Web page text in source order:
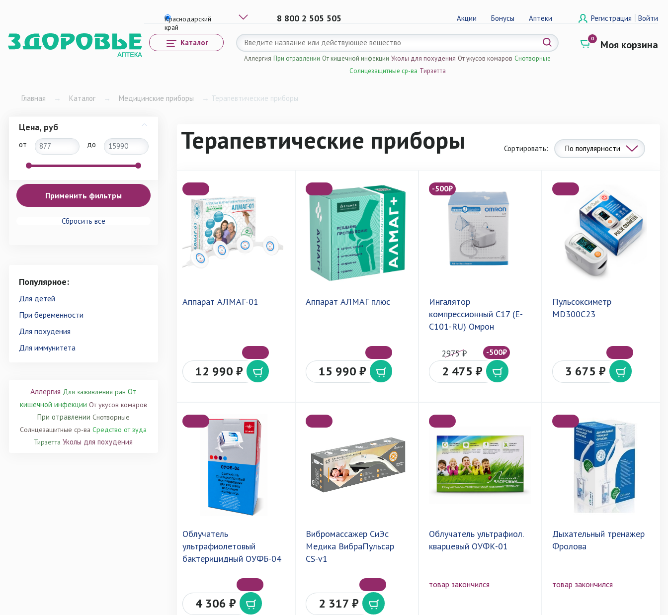
8 800 2 505 505 Акции Бонусы Аптеки Регистрация | Войти
0 Моя корзина
Каталог
Аллергия При отравлении От кишечной инфекции Уколы для похудения От укусов комаров Снотворные
Солнцезащитные ср-ва Тирзетта
Главная → Каталог → Медицинские приборы → Терапевтические приборы
Цена, руб
от до
Популярное:
Для детей
При беременности
Для похудения
Для иммунитета
Аллергия Для заживления ран От
кишечной инфекции От укусов комаров
При отравлении Снотворные
Солнцезащитные ср-ва Средство от зуда
Тирзетта Уколы для похудения
Сортировать: По популярности
Терапевтические приборы
Аппарат АЛМАГ-01
12 990 ₽
Аппарат АЛМАГ плюс
15 990 ₽
-500₽
Ингалятор
компрессионный С17 (E-
С101-RU) Омрон
-500₽
2975 ₽
2 475 ₽
Пульсоксиметр
MD300C23
3 675 ₽
Облучатель
ультрафиолетовый
бактерицидный ОУФБ-04
4 306 ₽
Вибромассажер СиЭс
Медика ВибраПульсар
CS-v1
2 317 ₽
Облучатель ультрафиол.
кварцевый ОУФК-01
товар закончился
Дыхательный тренажер
Фролова
товар закончился